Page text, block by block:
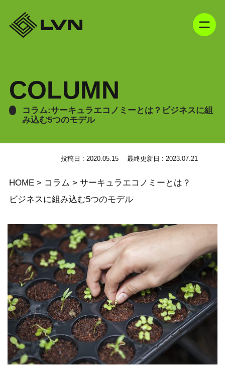
COLUMN
コラム:サーキュラエコノミーとは？ビジネスに組
み込む5つのモデル
投稿日 : 2020.05.15 最終更新日 : 2023.07.21
HOME> コラム > サーキュラエコノミーとは？
ビジネスに組み込む5つのモデル